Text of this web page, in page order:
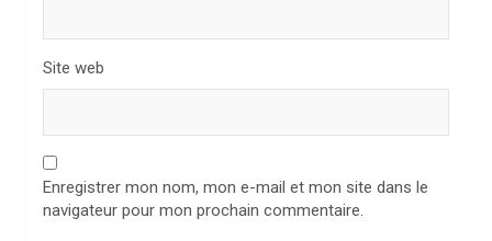
Site web
Enregistrer mon nom, mon e-mail et mon site dans le
navigateur pour mon prochain commentaire.